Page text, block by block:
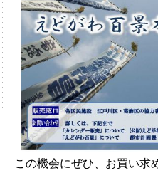
この機会にぜひ、お買い求